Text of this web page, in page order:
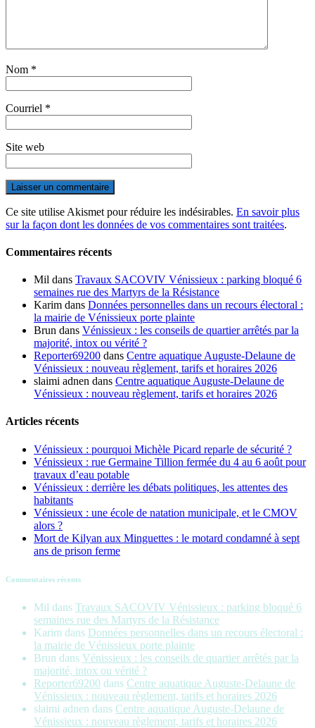
Nom *
Courriel *
Site web
Ce site utilise Akismet pour réduire les indésirables. En savoir plus
sur la façon dont les données de vos commentaires sont traitées.
Commentaires récents
Mil dans Travaux SACOVIV Vénissieux : parking bloqué 6
semaines rue des Martyrs de la Résistance
Karim dans Données personnelles dans un recours électoral :
la mairie de Vénissieux porte plainte
Brun dans Vénissieux : les conseils de quartier arrêtés par la
majorité, intox ou vérité ?
Reporter69200 dans Centre aquatique Auguste-Delaune de
Vénissieux : nouveau règlement, tarifs et horaires 2026
slaimi adnen dans Centre aquatique Auguste-Delaune de
Vénissieux : nouveau règlement, tarifs et horaires 2026
Articles récents
Vénissieux : pourquoi Michèle Picard reparle de sécurité ?
Vénissieux : rue Germaine Tillion fermée du 4 au 6 août pour
travaux d’eau potable
Vénissieux : derrière les débats politiques, les attentes des
habitants
Vénissieux : une école de natation municipale, et le CMOV
alors ?
Mort de Kilyan aux Minguettes : le motard condamné à sept
ans de prison ferme
Commentaires récents
Mil dans Travaux SACOVIV Vénissieux : parking bloqué 6
semaines rue des Martyrs de la Résistance
Karim dans Données personnelles dans un recours électoral :
la mairie de Vénissieux porte plainte
Brun dans Vénissieux : les conseils de quartier arrêtés par la
majorité, intox ou vérité ?
Reporter69200 dans Centre aquatique Auguste-Delaune de
Vénissieux : nouveau règlement, tarifs et horaires 2026
slaimi adnen dans Centre aquatique Auguste-Delaune de
Vénissieux : nouveau règlement, tarifs et horaires 2026